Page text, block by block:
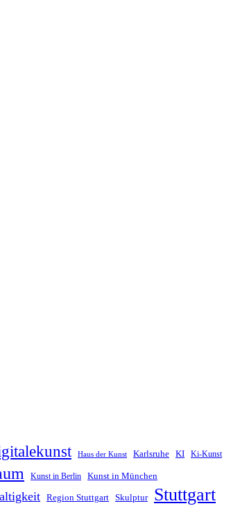
Haus der Kunst Karlsruhe KI Ki-Kunst
Kunst in Berlin Kunst in München
Region Stuttgart Skulptur Stuttgart